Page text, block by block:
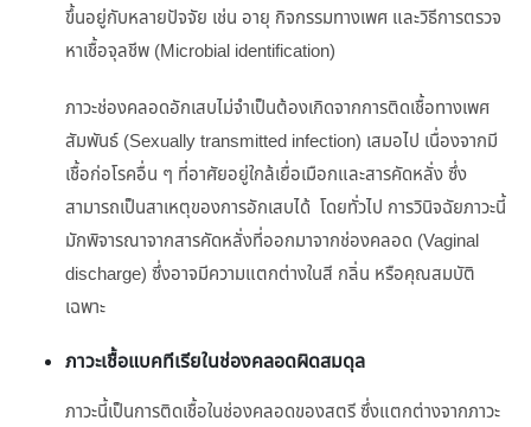
ขึ้นอยู่กับหลายปัจจัย เช่น อายุ กิจกรรมทางเพศ และวิธีการตรวจ
หาเชื้อจุลชีพ (Microbial identification)
ภาวะช่องคลอดอักเสบไม่จำเป็นต้องเกิดจากการติดเชื้อทางเพศ
สัมพันธ์ (Sexually transmitted infection) เสมอไป เนื่องจากมี
เชื้อก่อโรคอื่น ๆ ที่อาศัยอยู่ใกล้เยื่อเมือกและสารคัดหลั่ง ซึ่ง
สามารถเป็นสาเหตุของการอักเสบได้ โดยทั่วไป การวินิจฉัยภาวะนี้
มักพิจารณาจากสารคัดหลั่งที่ออกมาจากช่องคลอด (Vaginal
discharge) ซึ่งอาจมีความแตกต่างในสี กลิ่น หรือคุณสมบัติ
เฉพาะ
ภาวะเชื้อแบคทีเรียในช่องคลอดผิดสมดุล
ภาวะนี้เป็นการติดเชื้อในช่องคลอดของสตรี ซึ่งแตกต่างจากภาวะ